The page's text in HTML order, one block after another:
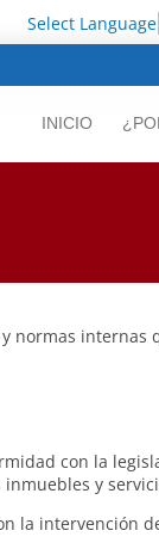
Select Language
INICIO
y normas
con la
y
la intervención